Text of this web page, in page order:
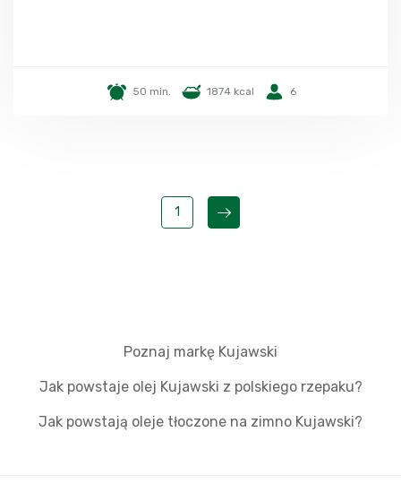
50 min. 1874 kcal 6
1
Poznaj markę Kujawski
Jak powstaje olej Kujawski z polskiego rzepaku?
Jak powstają oleje tłoczone na zimno Kujawski?